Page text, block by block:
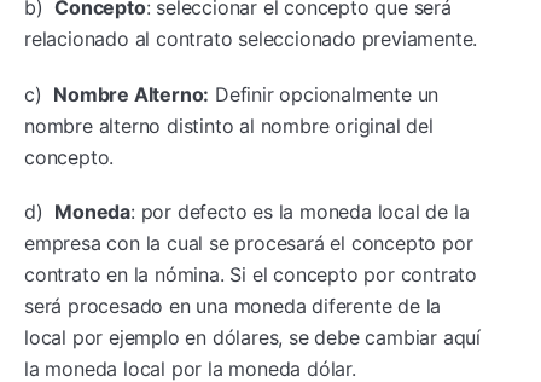
b)Concepto: seleccionar el concepto que será
relacionado al contrato seleccionado previamente.
c) Nombre Alterno: Definir opcionalmente un
nombre alterno distinto al nombre original del
concepto.
d) Moneda: por defecto es la moneda local de la
empresa con la cual se procesará el concepto por
contrato en la nómina. Si el concepto por contrato
será procesado en una moneda diferente de la
local por ejemplo en dólares, se debe cambiar aquí
la moneda local por la moneda dólar.